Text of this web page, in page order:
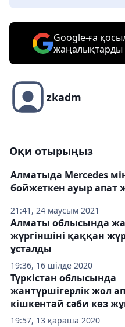
Google-ға
жаңалықтарды
zkadm
Оқи отырыңыз
21:41, 24 маусым 2021
Алматыда Mercedes
бойжеткен ауыр апат
19:36, 16 шілде 2020
Алматы облысында
жүргіншіні қаққан
ұсталды
19:57, 13 қараша 2020
Түркістан облысында
жантүршігерлік жол
кішкентай сәби көз